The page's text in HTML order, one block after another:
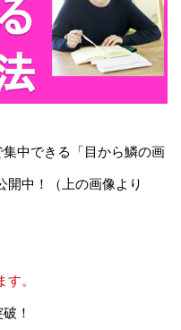
中できる「目から鱗の画
開中！（上の画像より
。
！